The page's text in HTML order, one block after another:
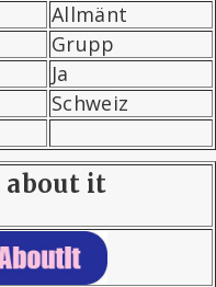
Allmänt
Grupp
Ja
Schweiz
about it